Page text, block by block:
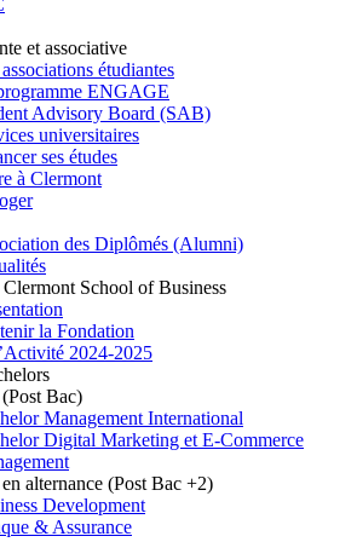
et associative
étudiantes
ENGAGE
Advisory Board (SAB)
universitaires
ses études
à Clermont
des Diplômés (Alumni)
School of Business
la Fondation
2024-2025
Bac)
Management International
Digital Marketing et E-Commerce
alternance (Post Bac +2)
Development
& Assurance